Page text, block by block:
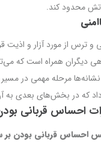
محدود کند.
و ترس از مورد آزار و
دیگران همراه است که
مرحله مهمی در مسیر
داد که در بخش‌های بعدی به
احساس قربانی
احساس قربانی بودن بر